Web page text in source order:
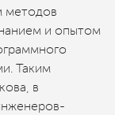
методов
и опытом
Таким
в